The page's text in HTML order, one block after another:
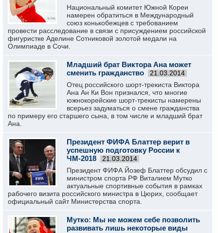
Национальный комитет Южной Кореи
намерен обратиться в Международный
союз конькобежцев с требованием
провести расследование в связи с присуждением российской
фигуристке Аделине Сотниковой золотой медали на
Олимпиаде в Сочи.
Младший брат Виктора Ана может
сменить гражданство
21.03.2014
Отец российского шорт-трекиста Виктора
Ана Ан Ки Вон признался, что многие
южнокорейские шорт-трекисты намерены
всерьез задуматься о смене гражданства
по примеру его старшего сына, в том числе и младший брат
Ана.
Президент ФИФА Блаттер верит в
успешную подготовку России к
ЧМ-2018
21.03.2014
Президент ФИФА Йозеф Блаттер обсудил с
министром спорта РФ Виталием Мутко
актуальные спортивные события в рамках
рабочего визита российского министра в Цюрих, сообщает
официальный сайт Министерства спорта.
Мутко: Мы не можем себе позволить
развивать лишь некоторые виды